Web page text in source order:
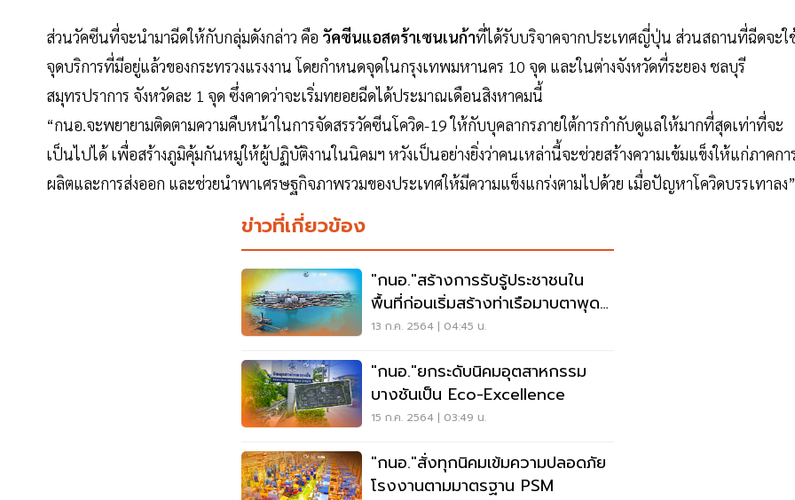
ส่วนวัคซีนที่จะนำมาฉีดให้กับกลุ่มดังกล่าว คือ วัคซีนแอสตร้าเซนเนก้าที่ได้รับบริจาคจากประเทศญี่ปุ่น ส่วนสถานที่ฉีดจะใ
จุดบริการที่มีอยู่แล้วของกระทรวงแรงงาน โดยกำหนดจุดในกรุงเทพมหานคร 10 จุด และในต่างจังหวัดที่ระยอง ชลบุรี
สมุทรปราการ จังหวัดละ 1 จุด ซึ่งคาดว่าจะเริ่มทยอยฉีดได้ประมาณเดือนสิงหาคมนี้
“กนอ.จะพยายามติดตามความคืบหน้าในการจัดสรรวัคซีนโควิด-19 ให้กับบุคลากรภายใต้การกำกับดูแลให้มากที่สุดเท่าที่จะ
เป็นไปได้ เพื่อสร้างภูมิคุ้มกันหมู่ให้ผู้ปฏิบัติงานในนิคมฯ หวังเป็นอย่างยิ่งว่าคนเหล่านี้จะช่วยสร้างความเข้มแข็งให้แก่ภาคกา
ผลิตและการส่งออก และช่วยนำพาเศรษฐกิจภาพรวมของประเทศให้มีความแข็งแกร่งตามไปด้วย เมื่อปัญหาโควิดบรรเทาลง”
ข่าวที่เกี่ยวข้อง
"กนอ."สร้างการรับรู้ประชาชนใน
พื้นที่ก่อนเริ่มสร้างท่าเรือมาบตาพุด
เฟส 3
13 ก.ค. 2564 | 04:45 น.
"กนอ."ยกระดับนิคมอุตสาหกรรม
บางชันเป็น Eco-Excellence
15 ก.ค. 2564 | 03:49 น.
"กนอ."สั่งทุกนิคมเข้มความปลอดภัย
โรงงานตามมาตรฐาน PSM